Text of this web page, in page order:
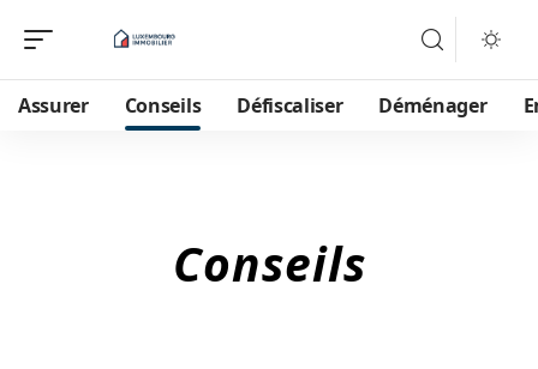
Assurer Conseils Défiscaliser Déménager
Conseils